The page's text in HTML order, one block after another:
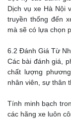
Dịch vụ xe Hà Nội
truyền thống đến
mà sẽ có lựa chọn
6.2 Đánh Giá Từ
Các bài đánh giá,
chất lượng
nhân viên, sự thân
Tính minh bạch
các hãng xe luôn